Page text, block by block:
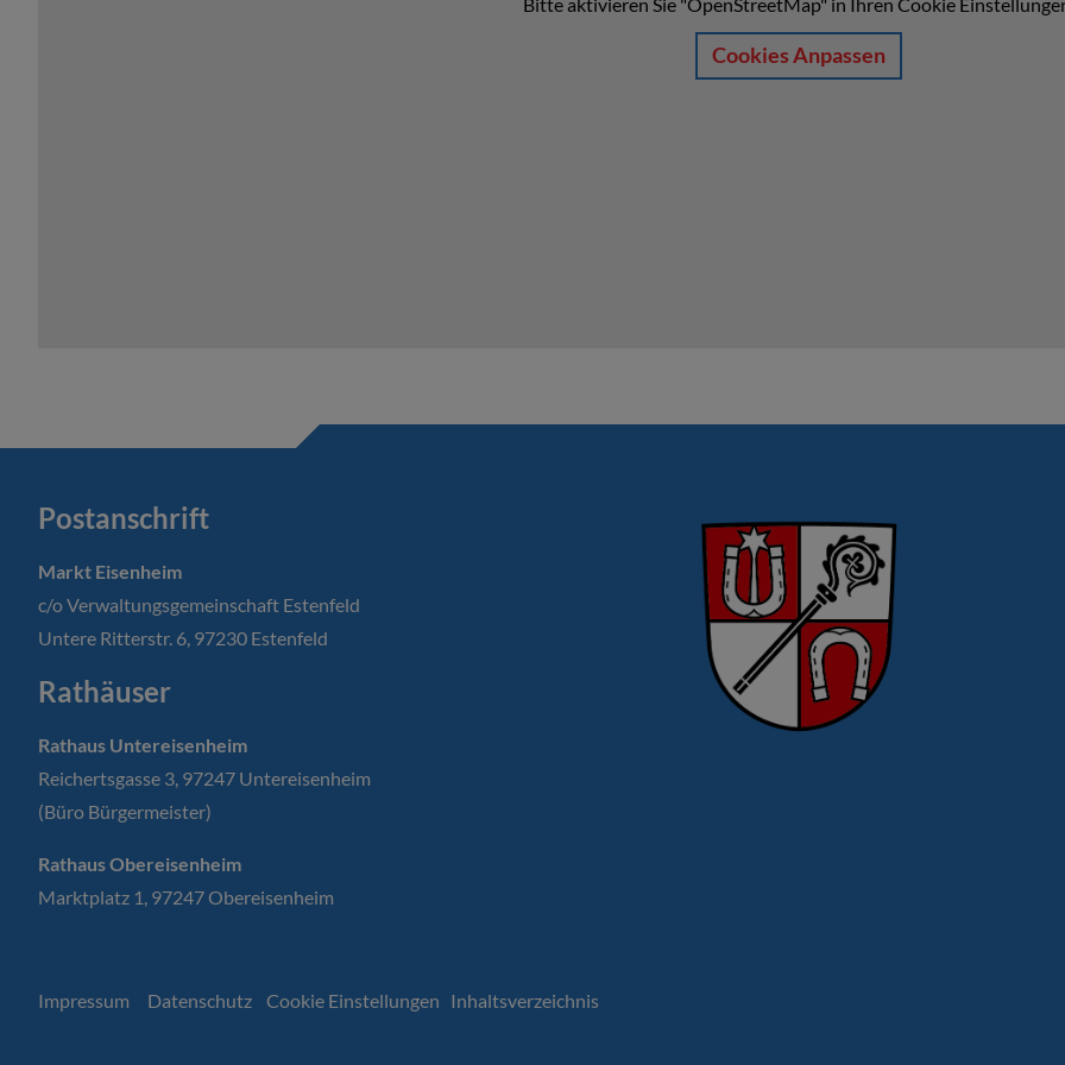
Cookies Anpassen
Postanschrift
Markt Eisenheim
c/o Verwaltungsgemeinschaft Estenfeld
Untere Ritterstr. 6, 97230 Estenfeld
Rathäuser
Rathaus Untereisenheim
Reichertsgasse 3, 97247 Untereisenheim
(Büro Bürgermeister)
Rathaus Obereisenheim
Marktplatz 1, 97247 Obereisenheim
Impressum Datenschutz Cookie Einstellungen Inhaltsverzeichnis